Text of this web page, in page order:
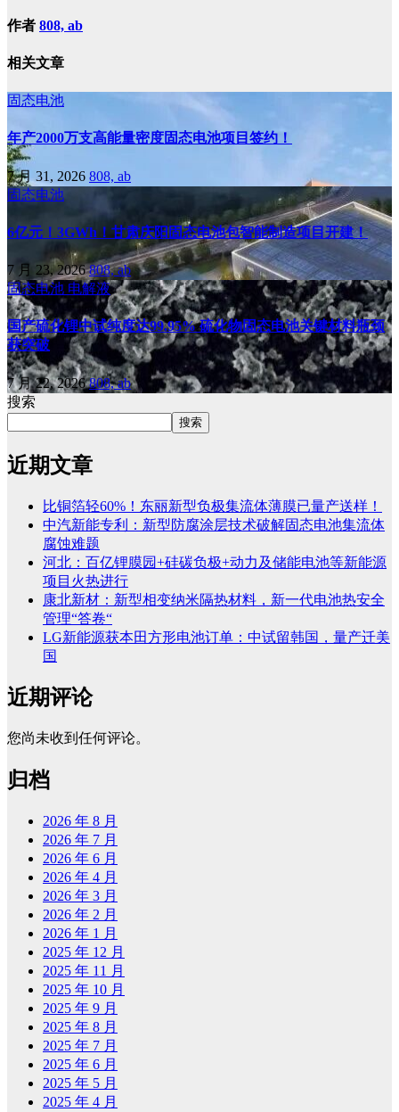
作者 808, ab
相关文章
固态电池
年产2000万支高能量密度固态电池项目签约！
7 月 31, 2026 808, ab
固态电池
6亿元！3GWh！甘肃庆阳固态电池包智能制造项目开建！
7 月 23, 2026808, ab
固态电池 电解液
国产硫化锂中试纯度达99.95% 硫化物固态电池关键材料瓶颈
获突破
7 月 22, 2026808, ab
搜索
搜索
近期文章
比铜箔轻60%！东丽新型负极集流体薄膜已量产送样！
中汽新能专利：新型防腐涂层技术破解固态电池集流体
腐蚀难题
河北：百亿锂膜园+硅碳负极+动力及储能电池等新能源
项目火热进行
康北新材：新型相变纳米隔热材料，新一代电池热安全
管理“答卷“
LG新能源获本田方形电池订单：中试留韩国，量产迁美
国
近期评论
您尚未收到任何评论。
归档
2026 年 8 月
2026 年 7 月
2026 年 6 月
2026 年 4 月
2026 年 3 月
2026 年 2 月
2026 年 1 月
2025 年 12 月
2025 年 11 月
2025 年 10 月
2025 年 9 月
2025 年 8 月
2025 年 7 月
2025 年 6 月
2025 年 5 月
2025 年 4 月